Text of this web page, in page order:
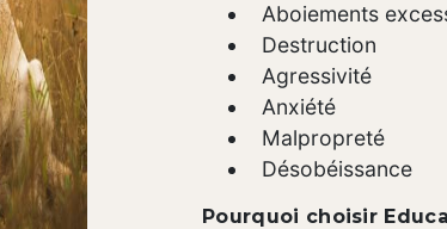
Aboiements
Destruction
Agressivité
Anxiété
Malpropreté
Désobéissance
Pourquoi choisir